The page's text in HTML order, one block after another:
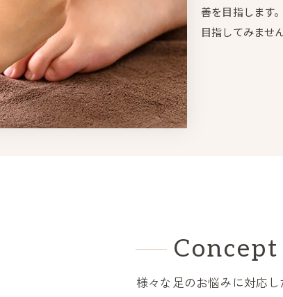
善を目指します
目指してみませ
様々な足のお悩みに対応し
Concept